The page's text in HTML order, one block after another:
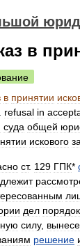
в
в принятии
refusal in
суда общей
искового
ст. 129 ГПК*
дел порядок
силу,
решение